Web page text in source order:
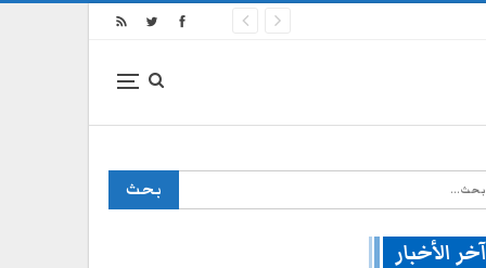
آخر الأخبار